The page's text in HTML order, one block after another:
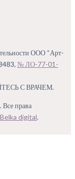
ООО “Арт-
№ ЛО-77-01-
С ВРАЧЕМ.
права
Belka digital.